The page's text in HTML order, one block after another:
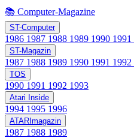
📚 Computer-Magazine
ST-Computer
1986 1987 1988 1989 1990 1991
ST-Magazin
1987 1988 1989 1990 1991 1992
TOS
1990 1991 1992 1993
Atari Inside
1994 1995 1996
ATARImagazin
1987 1988 1989